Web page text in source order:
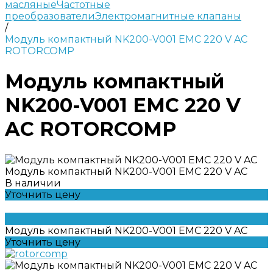
масляныеЧастотные
преобразователиЭлектромагнитные клапаны
/
Модуль компактный NK200-V001 EMC 220 V AC
ROTORCOMP
Модуль компактный
NK200-V001 EMC 220 V
AC ROTORCOMP
Модуль компактный NK200-V001 EMC 220 V AC
В наличии
Уточнить цену
Модуль компактный NK200-V001 EMC 220 V AC
Уточнить цену